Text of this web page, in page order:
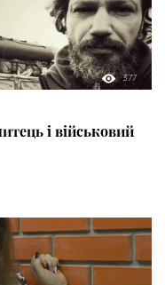
377
і військовий